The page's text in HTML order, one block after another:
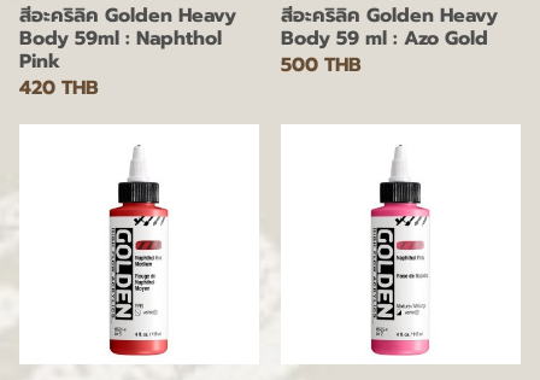
สีอะคริลิค Golden Heavy
Body 59ml : Naphthol
Pink
420 THB
สีอะคริลิค Golden Heavy
Body 59 ml : Azo Gold
500 THB